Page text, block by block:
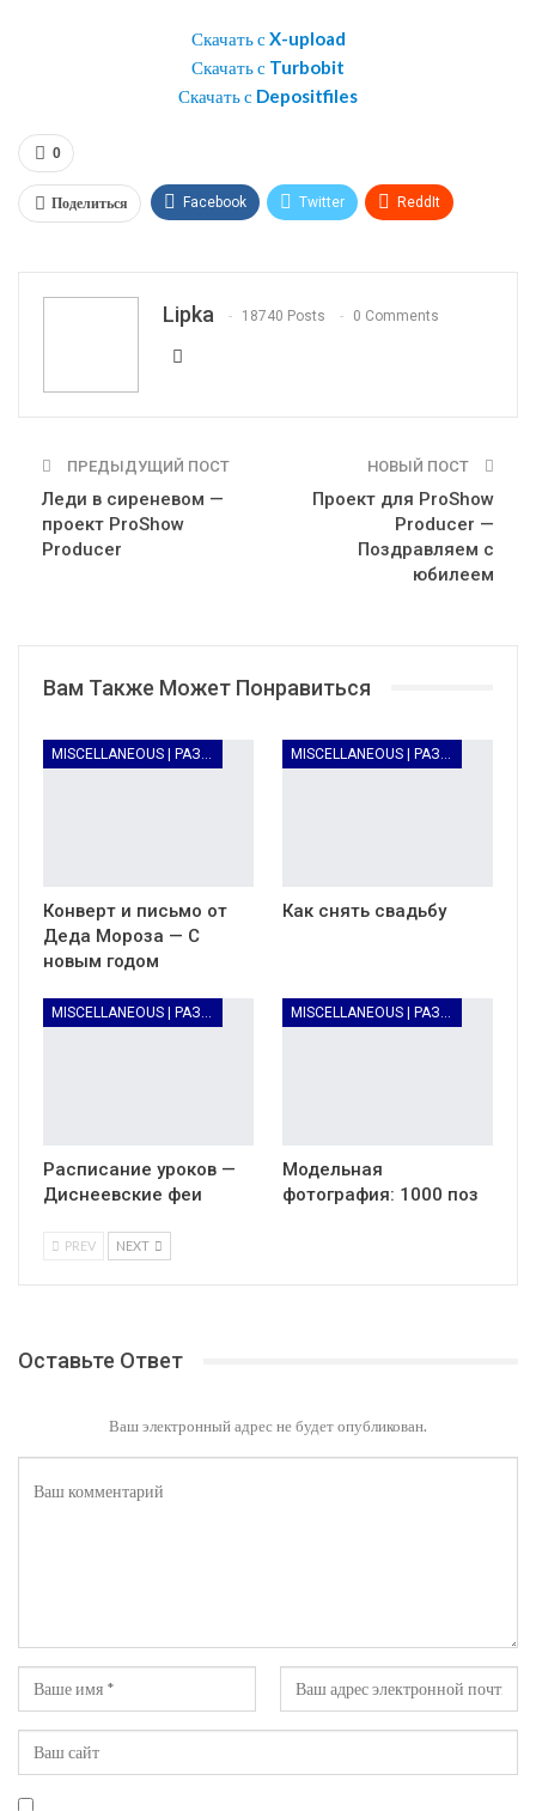
Скачать с X-upload
Скачать с Turbobit
Скачать с Depositfiles
0
Поделиться Facebook Twitter ReddIt
Lipka 18740 Posts 0 Comments
ПРЕДЫДУЩИЙ ПОСТ
Леди в сиреневом —
проект ProShow
Producer
НОВЫЙ ПОСТ
Проект для ProShow
Producer —
Поздравляем с
юбилеем
Вам Также Может Понравиться
Конверт и письмо от
Деда Мороза — С
новым годом
Как снять свадьбу
MISCELLANEOUS | РАЗНОЕ
Расписание уроков —
Диснеевские феи
MISCELLANEOUS | РАЗНОЕ
Модельная
фотография: 1000 поз
PREV NEXT
Оставьте Ответ
Ваш электронный адрес не будет опубликован.